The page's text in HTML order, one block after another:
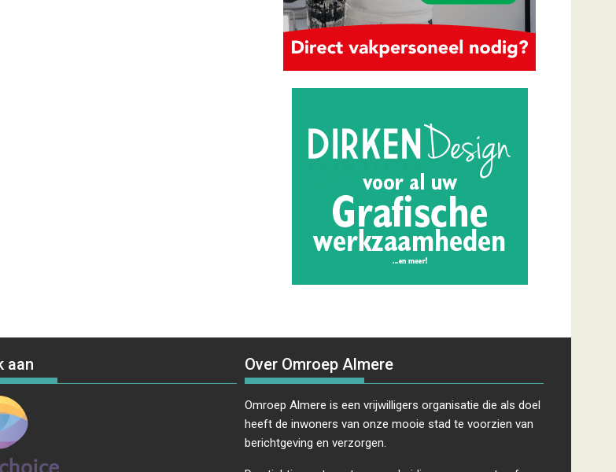
aan Over Omroep Almere
Omroep Almere is een vrijwilligers organisatie die als doel
heeft de inwoners van onze mooie stad te voorzien van
berichtgeving en verzorgen.